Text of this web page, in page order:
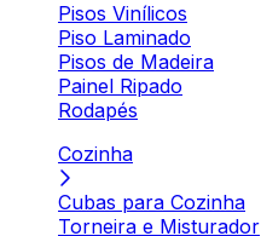
Pisos Vinílicos
Piso Laminado
Pisos de Madeira
Painel Ripado
Rodapés
Cozinha
Cubas para Cozinha
Torneira e Misturador